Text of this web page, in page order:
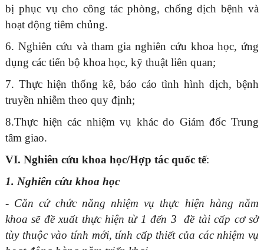
bị phục vụ cho công tác phòng, chống dịch bệnh và
hoạt động tiêm chủng.
6. Nghiên cứu và tham gia nghiên cứu khoa học, ứng
dụng các tiến bộ khoa học, kỹ thuật liên quan;
7. Thực hiện thống kê, báo cáo tình hình dịch, bệnh
truyền nhiễm theo quy định;
8.Thực hiện các nhiệm vụ khác do Giám đốc Trung
tâm giao.
VI. Nghiên cứu khoa học/Hợp tác quốc tế:
1. Nghiên cứu khoa học
- Căn cứ chức năng nhiệm vụ thực hiện hàng năm
khoa sẽ đề xuất thực hiện từ 1 đến 3 đề tài cấp cơ sở
tùy thuộc vào tính mới, tính cấp thiết của các nhiệm vụ